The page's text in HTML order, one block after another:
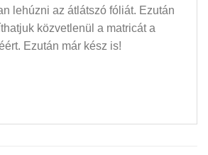
lehúzni az átlátszó fóliát. Ezután
közvetlenül a matricát a
Ezután már kész is!